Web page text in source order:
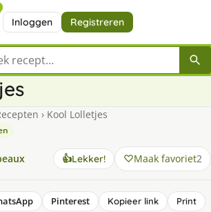
Inloggen Registreren
een recept
› Kool Lolletjes
👍Lekker! Maak favoriet2
Pinterest Kopieer link Print